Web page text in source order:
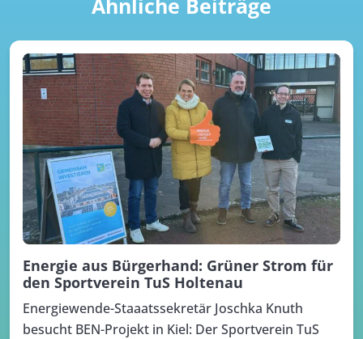
Ähnliche Beiträge
Energie aus Bürgerhand: Grüner Strom für
den Sportverein TuS Holtenau
Energiewende-Staaatssekretär Joschka Knuth
besucht BEN-Projekt in Kiel: Der Sportverein TuS